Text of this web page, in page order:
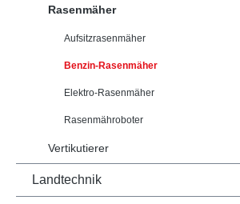
Rasenmäher
Aufsitzrasenmäher
Benzin-Rasenmäher
Elektro-Rasenmäher
Rasenmähroboter
Vertikutierer
Landtechnik